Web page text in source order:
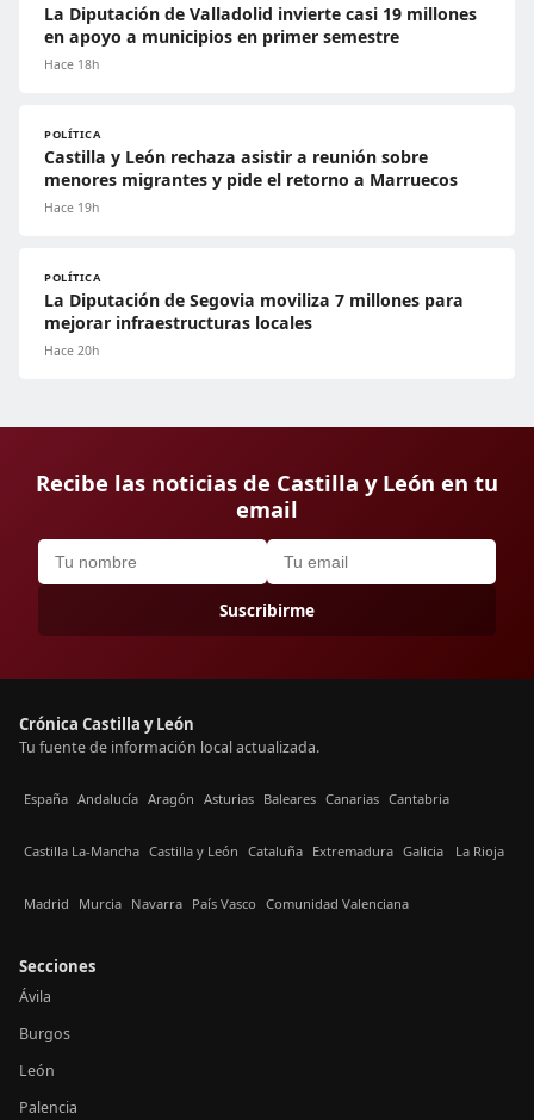
La Diputación de Valladolid invierte casi 19 millones
en apoyo a municipios en primer semestre
Hace 18h
POLÍTICA
Castilla y León rechaza asistir a reunión sobre
menores migrantes y pide el retorno a Marruecos
Hace 19h
POLÍTICA
La Diputación de Segovia moviliza 7 millones para
mejorar infraestructuras locales
Hace 20h
Recibe las noticias de Castilla y León en tu
email
Suscribirme
Crónica Castilla y León
Tu fuente de información local actualizada.
España Andalucía Aragón Asturias Baleares Canarias Cantabria
Castilla La-Mancha Castilla y León Cataluña Extremadura Galicia La Rioja
Madrid Murcia Navarra País Vasco Comunidad Valenciana
Secciones
Ávila
Burgos
León
Palencia